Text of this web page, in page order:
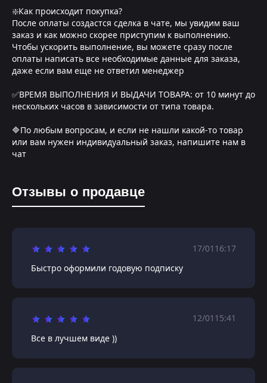
❇️Как происходит покупка?
После оплаты создастся сделка в чате, мы увидим ваш
заказ и как можно скорее приступим к выполнению.
Чтобы ускорить выполнение, вы можете сразу после
оплаты написать все необходимые данные для заказа,
даже если вам еще не ответил менеджер
✅ВРЕМЯ ВЫПОЛНЕНИЯ И ВЫДАЧИ ТОВАРА: от 10 минут до
нескольких часов в зависимости от типа товара.
🔷По любым вопросам, и если не нашли какой-то товар
или вам нужен индивидуальный заказ, напишите нам в
чат
Отзывы о продавце
17/01 16:17
Быстро оформили годовую подписку
12/01 15:41
Все в лучшем виде ))